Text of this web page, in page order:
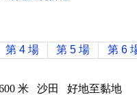
第 4 場 第 5 場 第 6
米 沙田 好地至黏地